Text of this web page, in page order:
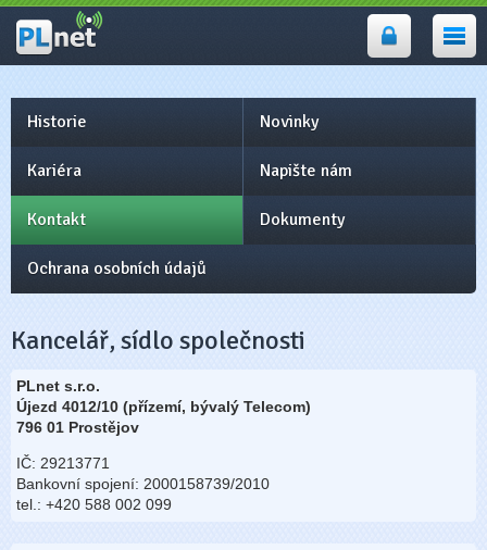
PLnet -
Prostějov,
PřerovHistorie Novinky
Kariéra Napište nám
Kontakt Dokumenty
Ochrana osobních údajů
Kancelář, sídlo společnosti
PLnet s.r.o.
Újezd 4012/10 (přízemí, bývalý Telecom)
796 01 Prostějov
IČ: 29213771
Bankovní spojení: 2000158739/2010
tel.: +420 588 002 099